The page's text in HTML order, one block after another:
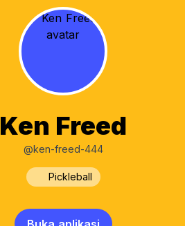
Ken Freed
@ken-freed-444
Pickleball